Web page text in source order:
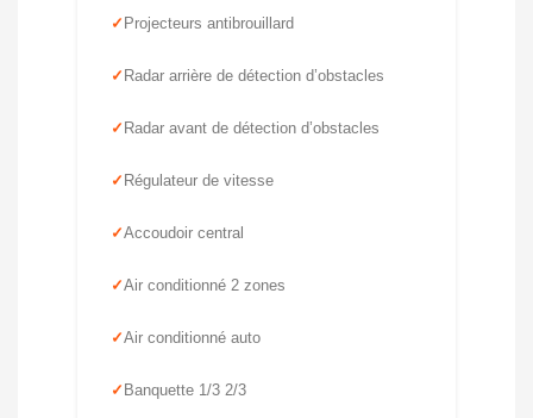
Projecteurs antibrouillard
Radar arrière de détection d’obstacles
Radar avant de détection d’obstacles
Régulateur de vitesse
Accoudoir central
Air conditionné 2 zones
Air conditionné auto
Banquette 1/3 2/3